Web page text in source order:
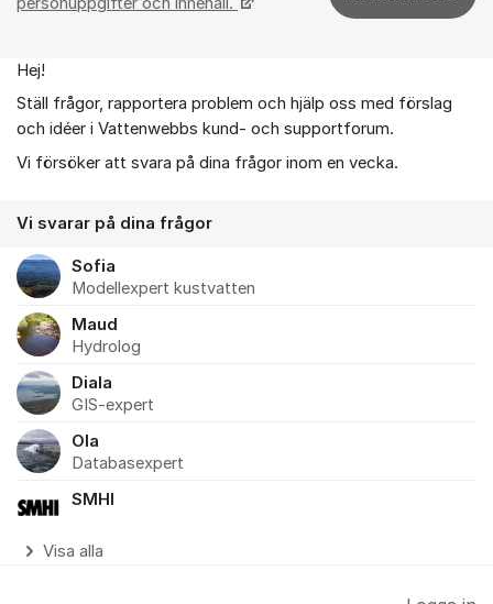
Om forumet
Hej!
Ställ frågor, rapportera problem och hjälp oss med förslag
och idéer i Vattenwebbs kund- och supportforum.
Vi försöker att svara på dina frågor inom en vecka.
Vi svarar på dina frågor
Sofia
Modellexpert kustvatten
Maud
Hydrolog
Diala
GIS-expert
Ola
Databasexpert
SMHI
Visa alla